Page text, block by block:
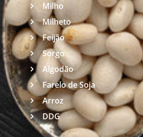
Milho
Milheto
Feijão
Sorgo
Algodão
Farelo de Soja
Arroz
DDG